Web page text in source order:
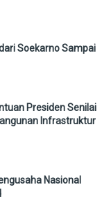
Soekarno Sampai
Presiden Senilai
Infrastruktur
Nasional